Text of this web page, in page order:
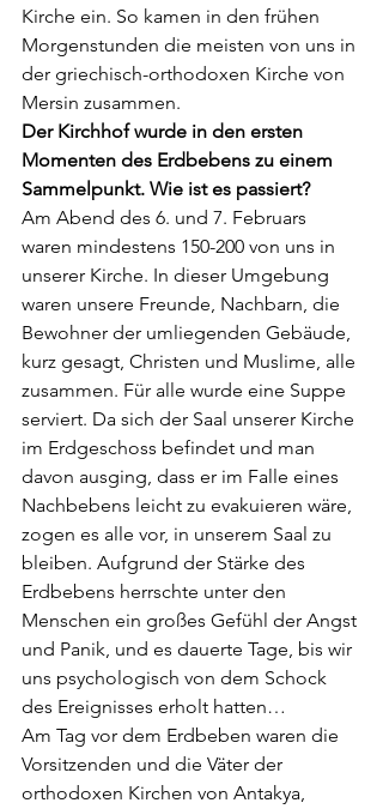
Kirche ein. So kamen in den frühen
Morgenstunden die meisten von uns in
der griechisch-orthodoxen Kirche von
Mersin zusammen.
Der Kirchhof wurde in den ersten
Momenten des Erdbebens zu einem
Sammelpunkt. Wie ist es passiert?
Am Abend des 6. und 7. Februars
waren mindestens 150-200 von uns in
unserer Kirche. In dieser Umgebung
waren unsere Freunde, Nachbarn, die
Bewohner der umliegenden Gebäude,
kurz gesagt, Christen und Muslime, alle
zusammen. Für alle wurde eine Suppe
serviert. Da sich der Saal unserer Kirche
im Erdgeschoss befindet und man
davon ausging, dass er im Falle eines
Nachbebens leicht zu evakuieren wäre,
zogen es alle vor, in unserem Saal zu
bleiben. Aufgrund der Stärke des
Erdbebens herrschte unter den
Menschen ein großes Gefühl der Angst
und Panik, und es dauerte Tage, bis wir
uns psychologisch von dem Schock
des Ereignisses erholt hatten…
Am Tag vor dem Erdbeben waren die
Vorsitzenden und die Väter der
orthodoxen Kirchen von Antakya,